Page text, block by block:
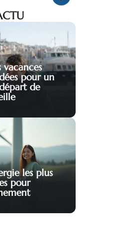
vacances
pour un
de
les plus
pour